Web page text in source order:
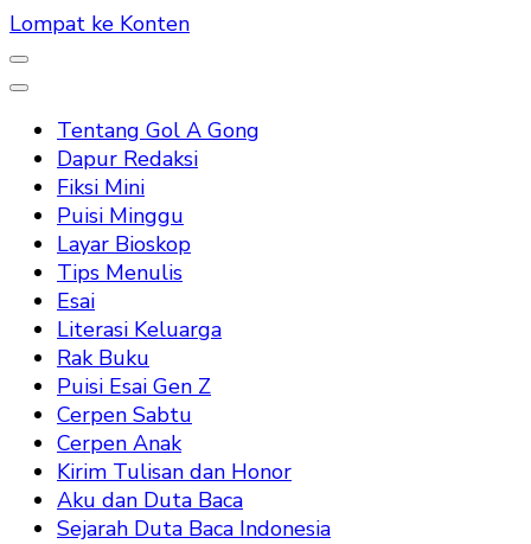
Lompat ke Konten
Tentang Gol A Gong
Dapur Redaksi
Fiksi Mini
Puisi Minggu
Layar Bioskop
Tips Menulis
Esai
Literasi Keluarga
Rak Buku
Puisi Esai Gen Z
Cerpen Sabtu
Cerpen Anak
Kirim Tulisan dan Honor
Aku dan Duta Baca
Sejarah Duta Baca Indonesia